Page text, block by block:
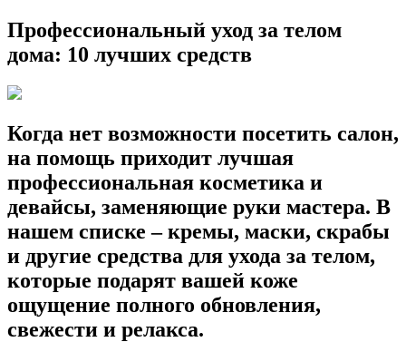
Профессиональный уход за телом
дома: 10 лучших средств
Когда нет возможности посетить салон,
на помощь приходит лучшая
профессиональная косметика и
девайсы, заменяющие руки мастера. В
нашем списке – кремы, маски, скрабы
и другие средства для ухода за телом,
которые подарят вашей коже
ощущение полного обновления,
свежести и релакса.